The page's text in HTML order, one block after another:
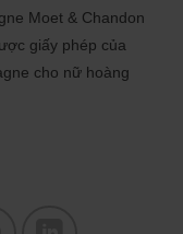
Moet & Chandon
giấy phép của
cho nữ hoàng